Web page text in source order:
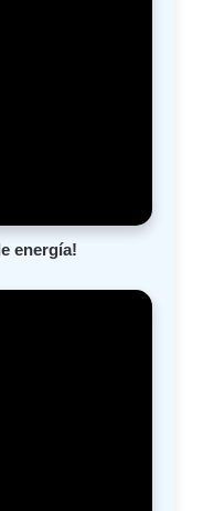
energía!